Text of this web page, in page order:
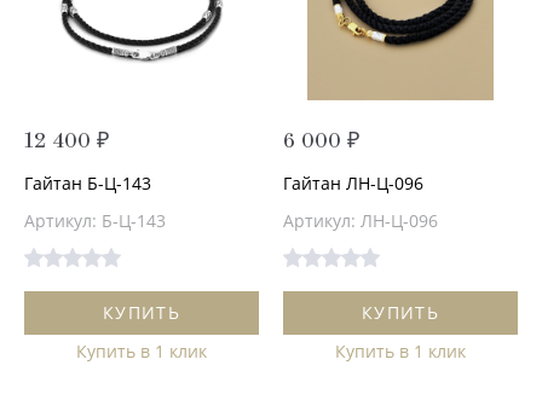
12 400 ₽
Гайтан Б-Ц-143
Артикул: Б-Ц-143
КУПИТЬ
Купить в 1 клик
6 000 ₽
Гайтан ЛН-Ц-096
Артикул: ЛН-Ц-096
КУПИТЬ
Купить в 1 клик